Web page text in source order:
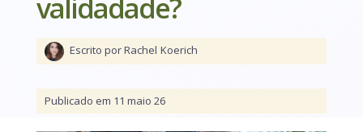
validadade?
Escrito por Rachel Koerich
Publicado em 11 maio 26